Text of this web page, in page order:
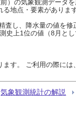
）の気象観測データ
地点・要素がありま
し、降水量の値を
史上1位の値（8月と
す。 ご利用の際に
気象観測統計の解説